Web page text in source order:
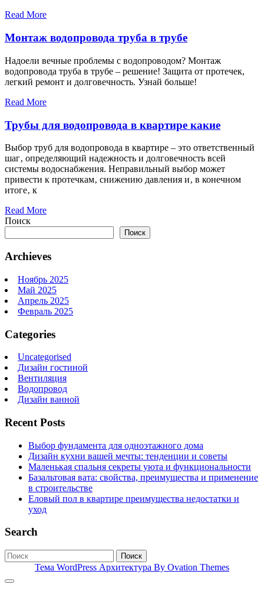
Read More
Монтаж водопровода труба в трубе
Надоели вечные проблемы с водопроводом? Монтаж
водопровода труба в трубе – решение! Защита от протечек,
легкий ремонт и долговечность. Узнай больше!
Read More
Трубы для водопровода в квартире какие
Выбор труб для водопровода в квартире – это ответственный
шаг‚ определяющий надежность и долговечность всей
системы водоснабжения. Неправильный выбор может
привести к протечкам‚ снижению давления и‚ в конечном
итоге‚ к
Read More
Поиск
Поиск
Archieves
Ноябрь 2025
Май 2025
Апрель 2025
Февраль 2025
Categories
Uncategorised
Дизайн гостиной
Вентиляция
Водопровод
Дизайн ванной
Recent Posts
Выбор фундамента для одноэтажного дома
Дизайн кухни вашей мечты: тенденции и советы
Маленькая спальня секреты уюта и функциональности
Базальтовая вата: свойства, преимущества и применение
в строительстве
Еловый пол в квартире преимущества недостатки и
уход
Search
Поиск
Тема WordPress Архитектура By Ovation Themes